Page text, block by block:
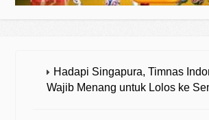
Hadapi Singapura, Timnas
Wajib Menang untuk Lolos ke